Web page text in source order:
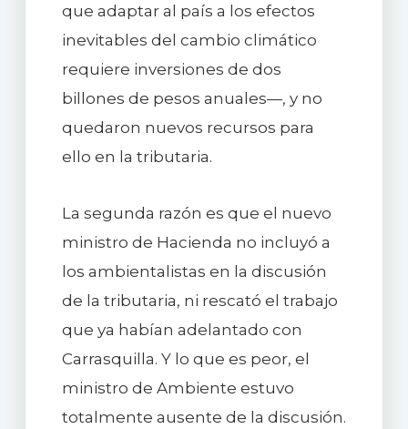
que adaptar al país a los efectos
inevitables del cambio climático
requiere inversiones de dos
billones de pesos anuales—, y no
quedaron nuevos recursos para
ello en la tributaria.
La segunda razón es que el nuevo
ministro de Hacienda no incluyó a
los ambientalistas en la discusión
de la tributaria, ni rescató el trabajo
que ya habían adelantado con
Carrasquilla. Y lo que es peor, el
ministro de Ambiente estuvo
totalmente ausente de la discusión.